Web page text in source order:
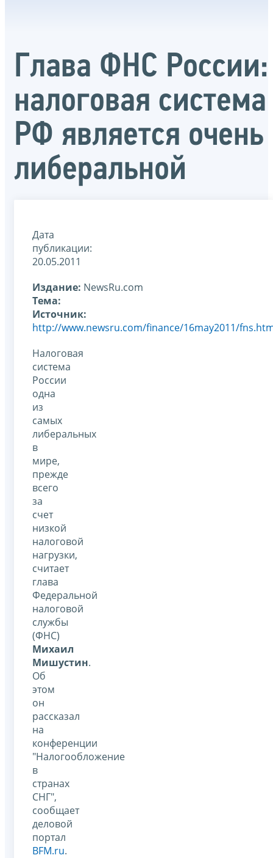
Глава ФНС России:
налоговая система
РФ является очень
либеральной
Дата
публикации:
20.05.2011
Издание: NewsRu.com
Тема:
Источник:
http://www.newsru.com/finance/16may2011/
Налоговая
система
России
одна
из
самых
либеральных
в
мире,
прежде
всего
за
счет
низкой
налоговой
нагрузки,
считает
глава
Федеральной
налоговой
службы
(ФНС)
Михаил
Мишустин.
Об
этом
он
рассказал
на
конференции
"Налогообложение
в
странах
СНГ",
сообщает
деловой
портал
BFM.ru.